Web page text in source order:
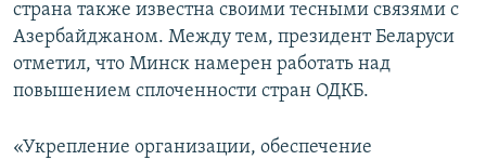
страна также известна своими тесными связями с
Азербайджаном. Между тем, президент Беларуси
отметил, что Минск намерен работать над
повышением сплоченности стран ОДКБ.
«Укрепление организации, обеспечение